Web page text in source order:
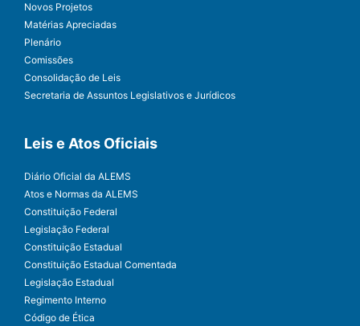
Novos Projetos
Matérias Apreciadas
Plenário
Comissões
Consolidação de Leis
Secretaria de Assuntos Legislativos e Jurídicos
Leis e Atos Oficiais
Diário Oficial da ALEMS
Atos e Normas da ALEMS
Constituição Federal
Legislação Federal
Constituição Estadual
Constituição Estadual Comentada
Legislação Estadual
Regimento Interno
Código de Ética